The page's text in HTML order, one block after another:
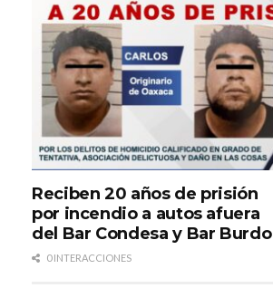
Reciben 20 años de prisión
por incendio a autos afuera
del Bar Condesa y Bar Burdo
0 INTERACCIONES